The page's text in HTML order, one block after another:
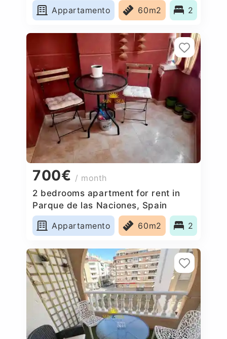
Appartamento
60m2 2
700€ / month
2 bedrooms apartment for rent in
Parque de las Naciones, Spain
Appartamento
60m2 2